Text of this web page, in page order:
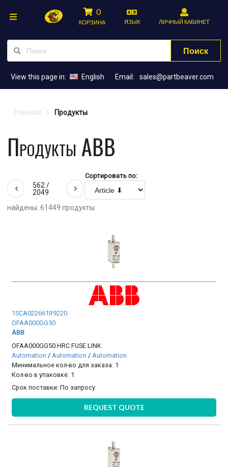
0
КОРЗИНА ЯЗЫК ЛИЧНЫЙ КАБИНЕТ
Поиск
View this page in: English Email: sales@partbeaver.com
Главная Продукты
Продукты ABB
562 /
2049
Сортировать по:
найдены: 61449 продукты
1SCA022661R9220
OFAA000GG50
ABB
OFAA000GG50 HRC FUSE LINK
Automation / Automation / Automation
Минимальное кол-во для заказа: 1
Кол-во в упаковке: 1
Срок поставки:По запросу
REQUEST QUOTE